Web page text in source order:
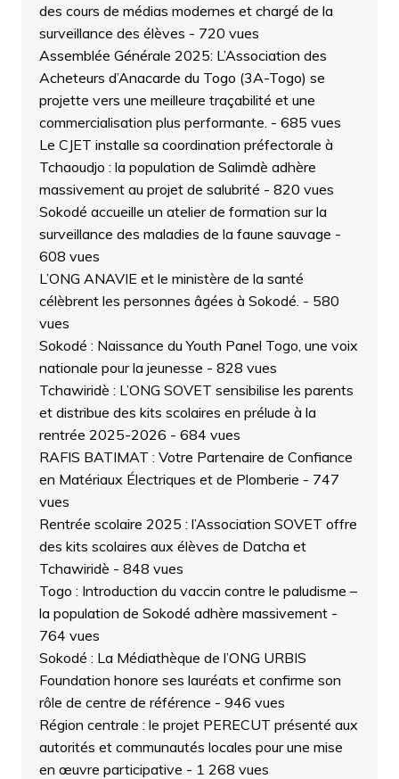
des cours de médias modernes et chargé de la
surveillance des élèves - 720 vues
Assemblée Générale 2025: L’Association des
Acheteurs d’Anacarde du Togo (3A-Togo) se
projette vers une meilleure traçabilité et une
commercialisation plus performante. - 685 vues
Le CJET installe sa coordination préfectorale à
Tchaoudjo : la population de Salimdè adhère
massivement au projet de salubrité - 820 vues
Sokodé accueille un atelier de formation sur la
surveillance des maladies de la faune sauvage -
608 vues
L’ONG ANAVIE et le ministère de la santé
célèbrent les personnes âgées à Sokodé. - 580
vues
Sokodé : Naissance du Youth Panel Togo, une voix
nationale pour la jeunesse - 828 vues
Tchawiridè : L’ONG SOVET sensibilise les parents
et distribue des kits scolaires en prélude à la
rentrée 2025-2026 - 684 vues
RAFIS BATIMAT : Votre Partenaire de Confiance
en Matériaux Électriques et de Plomberie - 747
vues
Rentrée scolaire 2025 : l’Association SOVET offre
des kits scolaires aux élèves de Datcha et
Tchawiridè - 848 vues
Togo : Introduction du vaccin contre le paludisme –
la population de Sokodé adhère massivement-
764 vues
Sokodé : La Médiathèque de l’ONG URBIS
Foundation honore ses lauréats et confirme son
rôle de centre de référence - 946 vues
Région centrale : le projet PERECUT présenté aux
autorités et communautés locales pour une mise
en œuvre participative - 1 268 vues